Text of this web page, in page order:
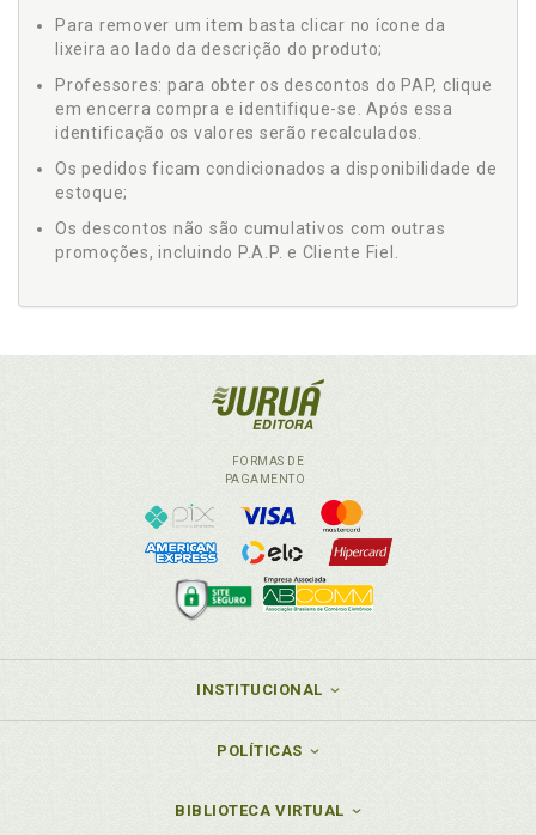
Para remover um item basta clicar no ícone da
lixeira ao lado da descrição do produto;
Professores: para obter os descontos do PAP, clique
em encerra compra e identifique-se. Após essa
identificação os valores serão recalculados.
Os pedidos ficam condicionados a disponibilidade de
estoque;
Os descontos não são cumulativos com outras
promoções, incluindo P.A.P. e Cliente Fiel.
FORMAS DE
PAGAMENTO
INSTITUCIONAL
POLÍTICAS
BIBLIOTECA VIRTUAL